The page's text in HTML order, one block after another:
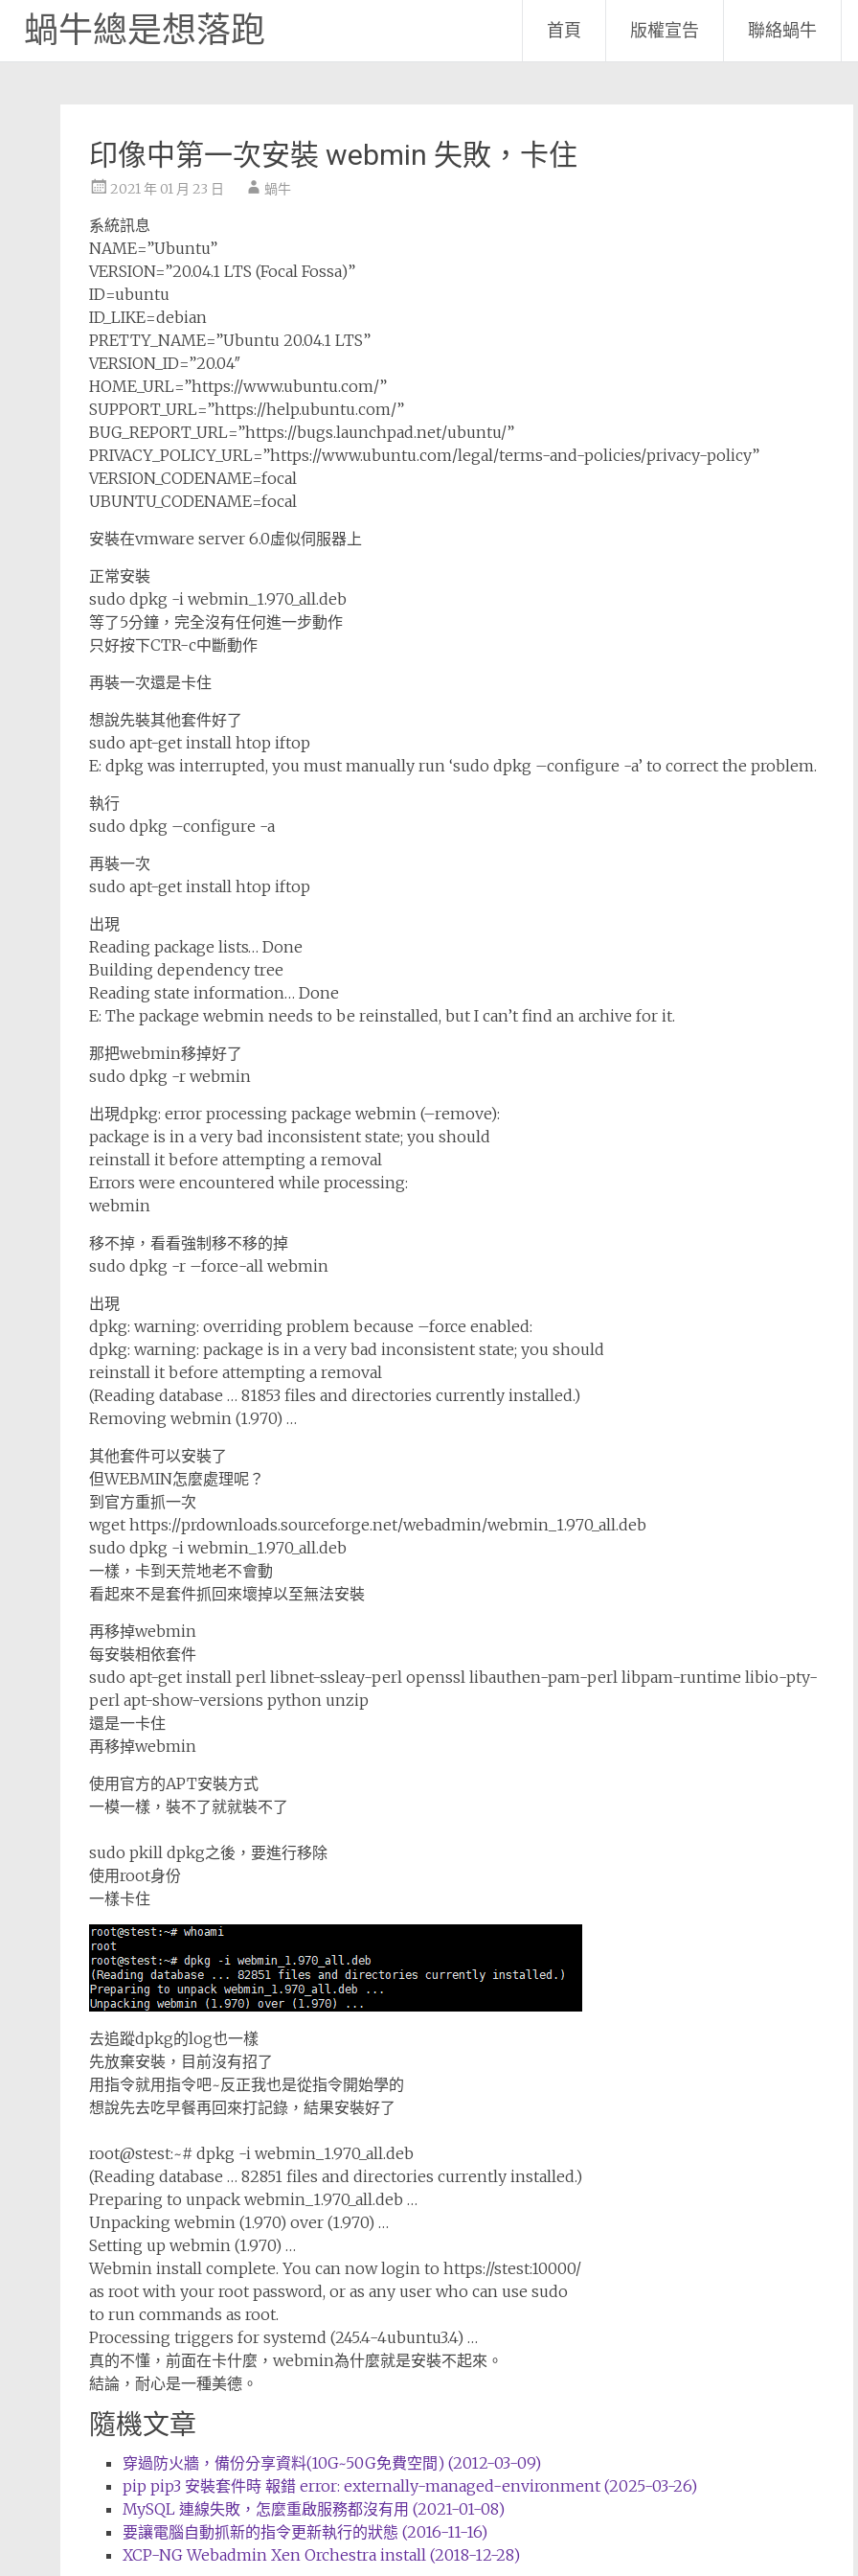
蝸牛總是想落跑 首頁 版權宣告 聯絡蝸牛
印像中第一次安裝 webmin 失敗，卡住
2021 年 01 月 23 日 蝸牛
系統訊息
NAME=”Ubuntu”
VERSION=”20.04.1 LTS (Focal Fossa)”
ID=ubuntu
ID_LIKE=debian
PRETTY_NAME=”Ubuntu 20.04.1 LTS”
VERSION_ID=”20.04″
HOME_URL=”https://www.ubuntu.com/”
SUPPORT_URL=”https://help.ubuntu.com/”
BUG_REPORT_URL=”https://bugs.launchpad.net/ubuntu/”
PRIVACY_POLICY_URL=”https://www.ubuntu.com/legal/terms-and-policies/privacy-policy”
VERSION_CODENAME=focal
UBUNTU_CODENAME=focal
安裝在vmware server 6.0虛似伺服器上
正常安裝
sudo dpkg -i webmin_1.970_all.deb
等了5分鐘，完全沒有任何進一步動作
只好按下CTR-c中斷動作
再裝一次還是卡住
想說先裝其他套件好了
sudo apt-get install htop iftop
E: dpkg was interrupted, you must manually run ‘sudo dpkg –configure -a’ to correct the problem.
執行
sudo dpkg –configure -a
再裝一次
sudo apt-get install htop iftop
出現
Reading package lists… Done
Building dependency tree
Reading state information… Done
E: The package webmin needs to be reinstalled, but I can’t find an archive for it.
那把webmin移掉好了
sudo dpkg -r webmin
出現dpkg: error processing package webmin (–remove):
package is in a very bad inconsistent state; you should
reinstall it before attempting a removal
Errors were encountered while processing:
webmin
移不掉，看看強制移不移的掉
sudo dpkg -r –force-all webmin
出現
dpkg: warning: overriding problem because –force enabled:
dpkg: warning: package is in a very bad inconsistent state; you should
reinstall it before attempting a removal
(Reading database … 81853 files and directories currently installed.)
Removing webmin (1.970) …
其他套件可以安裝了
但WEBMIN怎麼處理呢？
到官方重抓一次
wget https://prdownloads.sourceforge.net/webadmin/webmin_1.970_all.deb
sudo dpkg -i webmin_1.970_all.deb
一樣，卡到天荒地老不會動
看起來不是套件抓回來壞掉以至無法安裝
再移掉webmin
每安裝相依套件
sudo apt-get install perl libnet-ssleay-perl openssl libauthen-pam-perl libpam-runtime libio-pty-
perl apt-show-versions python unzip
還是一卡住
再移掉webmin
使用官方的APT安裝方式
一模一樣，裝不了就就裝不了
sudo pkill dpkg之後，要進行移除
使用root身份
一樣卡住
去追蹤dpkg的log也一樣
先放棄安裝，目前沒有招了
用指令就用指令吧~反正我也是從指令開始學的
想說先去吃早餐再回來打記錄，結果安裝好了
root@stest:~# dpkg -i webmin_1.970_all.deb
(Reading database … 82851 files and directories currently installed.)
Preparing to unpack webmin_1.970_all.deb …
Unpacking webmin (1.970) over (1.970) …
Setting up webmin (1.970) …
Webmin install complete. You can now login to https://stest:10000/
as root with your root password, or as any user who can use sudo
to run commands as root.
Processing triggers for systemd (245.4-4ubuntu3.4) …
真的不懂，前面在卡什麼，webmin為什麼就是安裝不起來。
結論，耐心是一種美德。
隨機文章
穿過防火牆，備份分享資料(10G~50G免費空間) (2012-03-09)
pip pip3 安裝套件時 報錯 error: externally-managed-environment (2025-03-26)
MySQL 連線失敗，怎麼重啟服務都沒有用 (2021-01-08)
要讓電腦自動抓新的指令更新執行的狀態 (2016-11-16)
XCP-NG Webadmin Xen Orchestra install (2018-12-28)